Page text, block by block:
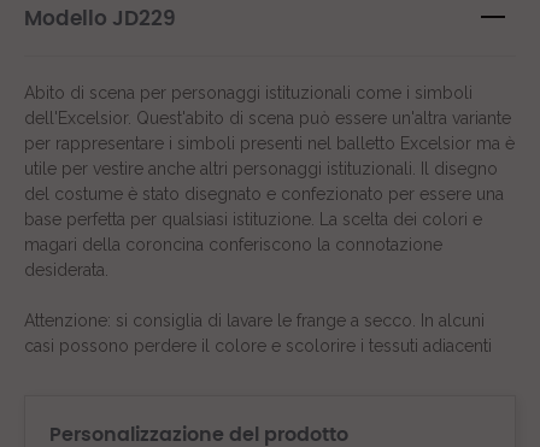
Modello JD229
Abito di scena per personaggi istituzionali come i simboli
dell'Excelsior. Quest'abito di scena può essere un'altra variante
per rappresentare i simboli presenti nel balletto Excelsior ma è
utile per vestire anche altri personaggi istituzionali. Il disegno
del costume è stato disegnato e confezionato per essere una
base perfetta per qualsiasi istituzione. La scelta dei colori e
magari della coroncina conferiscono la connotazione
desiderata.
Attenzione: si consiglia di lavare le frange a secco. In alcuni
casi possono perdere il colore e scolorire i tessuti adiacenti
Personalizzazione del prodotto